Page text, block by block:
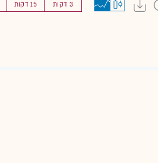
15 דקות 3 דקות